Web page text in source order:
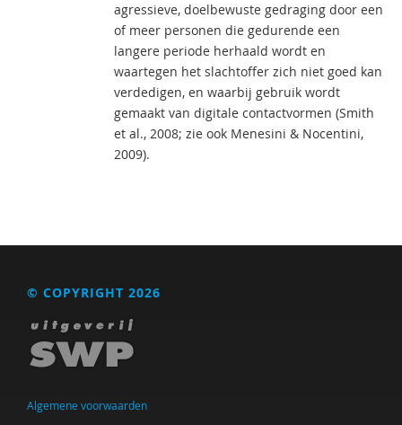
agressieve, doelbewuste gedraging door een
of meer personen die gedurende een
langere periode herhaald wordt en
waartegen het slachtoffer zich niet goed kan
verdedigen, en waarbij gebruik wordt
gemaakt van digitale contactvormen (Smith
et al., 2008; zie ook Menesini & Nocentini,
2009).
© COPYRIGHT 2026
Algemene voorwaarden